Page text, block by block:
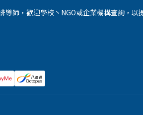
導師，歡迎學校丶NGO或企業機構查詢，以